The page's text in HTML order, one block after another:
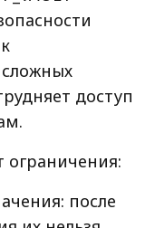
доступ
ограничения:
после